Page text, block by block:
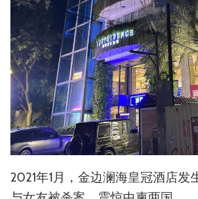
2021年1月，金边澜海皇冠酒店发